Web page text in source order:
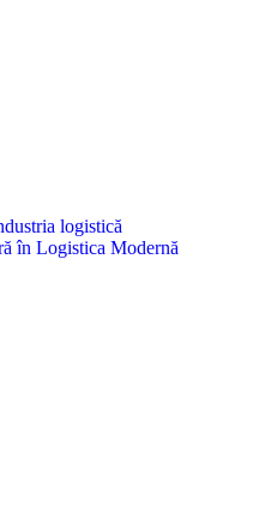
logistică
în Logistica Modernă